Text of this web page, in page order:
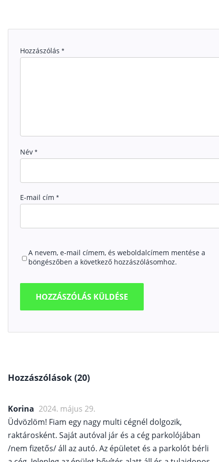
Hozzászólás *
Név *
E-mail cím *
A nevem, e-mail címem, és weboldalcímem mentése a
böngészőben a következő hozzászólásomhoz.
Hozzászólások (20)
Korina 2024. május 29.
Üdvözlöm! Fiam egy nagy multi cégnél dolgozik,
raktárosként. Saját autóval jár és a cég parkolójában
/nem fizetős/ áll az autó. Az épületet és a parkolót bérli